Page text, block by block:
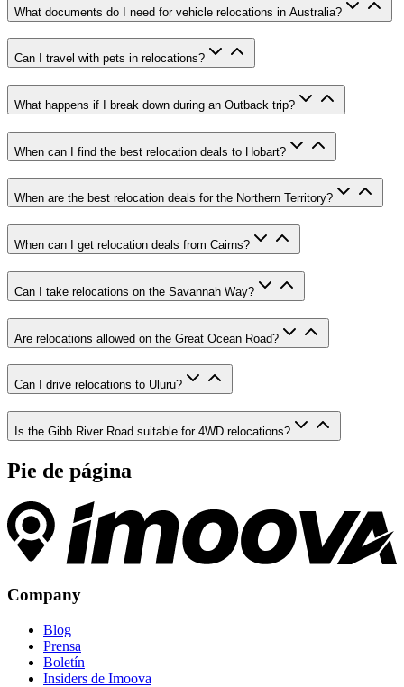
What documents do I need for vehicle relocations in Australia?
Can I travel with pets in relocations?
What happens if I break down during an Outback trip?
When can I find the best relocation deals to Hobart?
When are the best relocation deals for the Northern Territory?
When can I get relocation deals from Cairns?
Can I take relocations on the Savannah Way?
Are relocations allowed on the Great Ocean Road?
Can I drive relocations to Uluru?
Is the Gibb River Road suitable for 4WD relocations?
Pie de página
Company
Blog
Prensa
Boletín
Insiders de Imoova